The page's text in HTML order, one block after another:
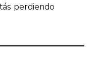
perdiendo